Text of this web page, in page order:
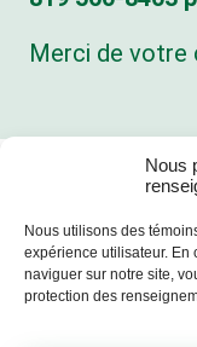
Nous
Nous utilisons des
expérience utilisateur. En
naviguer sur notre site,
protection des
819 560-8403
Merci de votre
BUREAU
ADMINISTRATIF
Lundi au vendredi
: